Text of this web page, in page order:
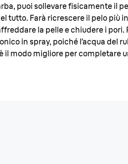
puoi sollevare fisicamente il
tutto. Farà ricrescere il pelo più
la pelle e chiudere i pori.
in spray, poiché l’acqua del
il modo migliore per completare